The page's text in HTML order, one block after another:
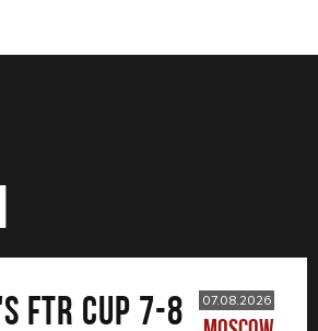
FTR CUP 7-8
07.08.2026